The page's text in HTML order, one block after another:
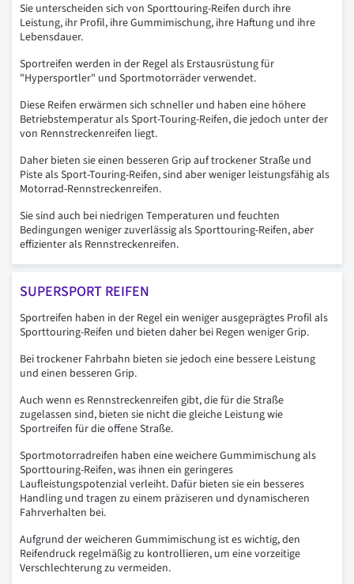
Sie unterscheiden sich von Sporttouring-Reifen durch ihre
Leistung, ihr Profil, ihre Gummimischung, ihre Haftung und ihre
Lebensdauer.
Sportreifen werden in der Regel als Erstausrüstung für
"Hypersportler" und Sportmotorräder verwendet.
Diese Reifen erwärmen sich schneller und haben eine höhere
Betriebstemperatur als Sport-Touring-Reifen, die jedoch unter der
von Rennstreckenreifen liegt.
Daher bieten sie einen besseren Grip auf trockener Straße und
Piste als Sport-Touring-Reifen, sind aber weniger leistungsfähig als
Motorrad-Rennstreckenreifen.
Sie sind auch bei niedrigen Temperaturen und feuchten
Bedingungen weniger zuverlässig als Sporttouring-Reifen, aber
effizienter als Rennstreckenreifen.
SUPERSPORT REIFEN
Sportreifen haben in der Regel ein weniger ausgeprägtes Profil als
Sporttouring-Reifen und bieten daher bei Regen weniger Grip.
Bei trockener Fahrbahn bieten sie jedoch eine bessere Leistung
und einen besseren Grip.
Auch wenn es Rennstreckenreifen gibt, die für die Straße
zugelassen sind, bieten sie nicht die gleiche Leistung wie
Sportreifen für die offene Straße.
Sportmotorradreifen haben eine weichere Gummimischung als
Sporttouring-Reifen, was ihnen ein geringeres
Laufleistungspotenzial verleiht. Dafür bieten sie ein besseres
Handling und tragen zu einem präziseren und dynamischeren
Fahrverhalten bei.
Aufgrund der weicheren Gummimischung ist es wichtig, den
Reifendruck regelmäßig zu kontrollieren, um eine vorzeitige
Verschlechterung zu vermeiden.